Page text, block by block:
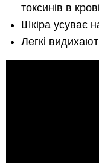
токсинів в
Шкіра усуває
Легкі